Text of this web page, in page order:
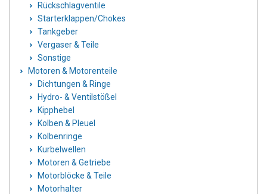
Rückschlagventile
Starterklappen/Chokes
Tankgeber
Vergaser & Teile
Sonstige
Motoren & Motorenteile
Dichtungen & Ringe
Hydro- & Ventilstößel
Kipphebel
Kolben & Pleuel
Kolbenringe
Kurbelwellen
Motoren & Getriebe
Motorblöcke & Teile
Motorhalter